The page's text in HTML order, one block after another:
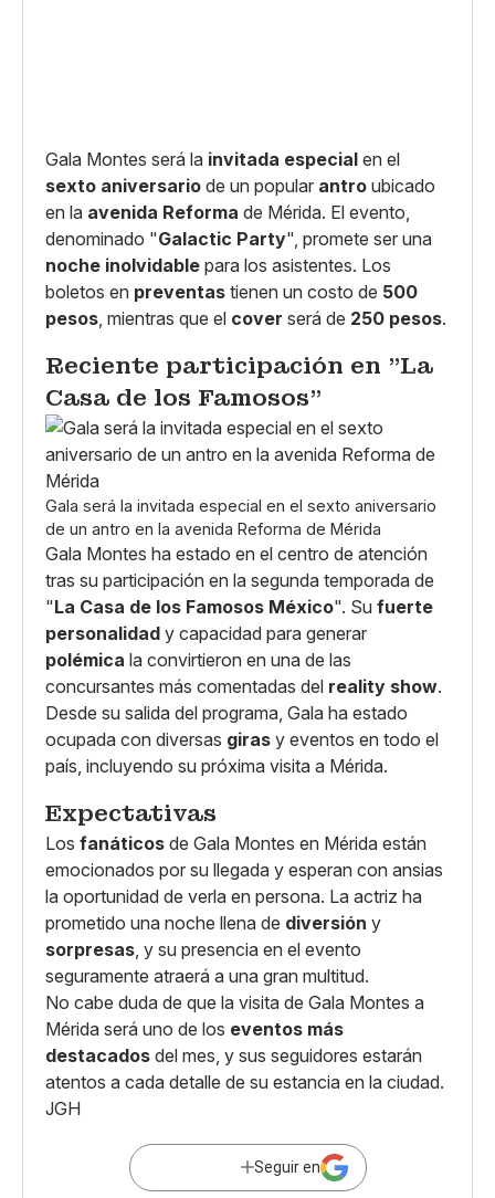
Gala Montes será la invitada especial en el
sexto aniversario de un popular antro ubicado
en la avenida Reforma de Mérida. El evento,
denominado "Galactic Party", promete ser una
noche inolvidable para los asistentes. Los
boletos en preventas tienen un costo de 500
pesos, mientras que el cover será de 250 pesos.
Reciente participación en "La
Casa de los Famosos"
Gala será la invitada especial en el sexto aniversario
de un antro en la avenida Reforma de Mérida
Gala Montes ha estado en el centro de atención
tras su participación en la segunda temporada de
"La Casa de los Famosos México". Su fuerte
personalidad y capacidad para generar
polémica la convirtieron en una de las
concursantes más comentadas del reality show.
Desde su salida del programa, Gala ha estado
ocupada con diversas giras y eventos en todo el
país, incluyendo su próxima visita a Mérida.
Expectativas
Los fanáticos de Gala Montes en Mérida están
emocionados por su llegada y esperan con ansias
la oportunidad de verla en persona. La actriz ha
prometido una noche llena de diversión y
sorpresas , y su presencia en el evento
seguramente atraerá a una gran multitud.
No cabe duda de que la visita de Gala Montes a
Mérida será uno de los eventos más
destacados del mes, y sus seguidores estarán
atentos a cada detalle de su estancia en la ciudad.
JGH
Seguir en